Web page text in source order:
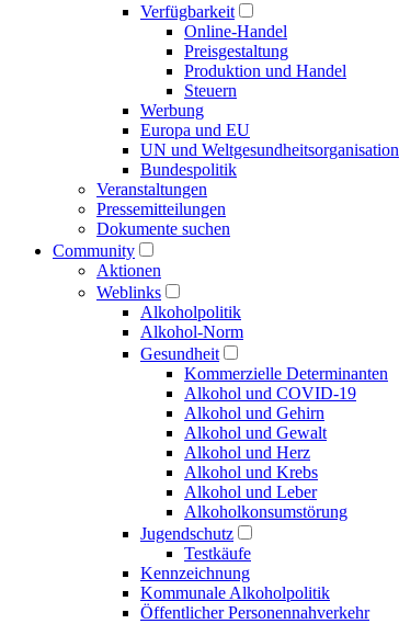
Verfügbarkeit
Online-Handel
Preisgestaltung
Produktion und Handel
Steuern
Werbung
Europa und EU
UN und Welt­gesundheits­organisation
Bundespolitik
Veranstaltungen
Presse­mitteilungen
Dokumente suchen
Community
Aktionen
Weblinks
Alkoholpolitik
Alkohol-Norm
Gesundheit
Kommerzielle Determinanten
Alkohol und COVID-19
Alkohol und Gehirn
Alkohol und Gewalt
Alkohol und Herz
Alkohol und Krebs
Alkohol und Leber
Alkoholkonsumstörung
Jugendschutz
Testkäufe
Kennzeichnung
Kommunale Alkoholpolitik
Öffentlicher Personennahverkehr